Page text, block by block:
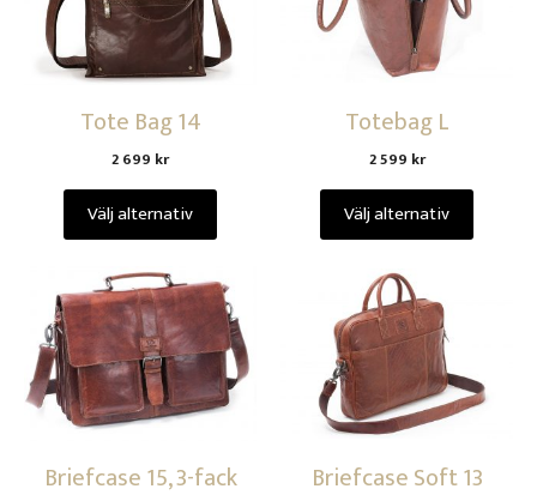
Tote Bag 14
2 699 kr
Välj alternativ
Totebag L
2 599 kr
Välj alternativ
Briefcase 15, 3-fack Briefcase Soft 13